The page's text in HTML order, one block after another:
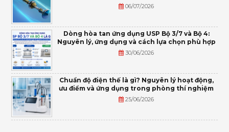
06/07/2026
Dòng hòa tan ứng dụng USP Bộ 3/7 và Bộ 4:
Nguyên lý, ứng dụng và cách lựa chọn phù hợp
30/06/2026
Chuẩn độ điện thế là gì? Nguyên lý hoạt động,
ưu điểm và ứng dụng trong phòng thí nghiệm
25/06/2026